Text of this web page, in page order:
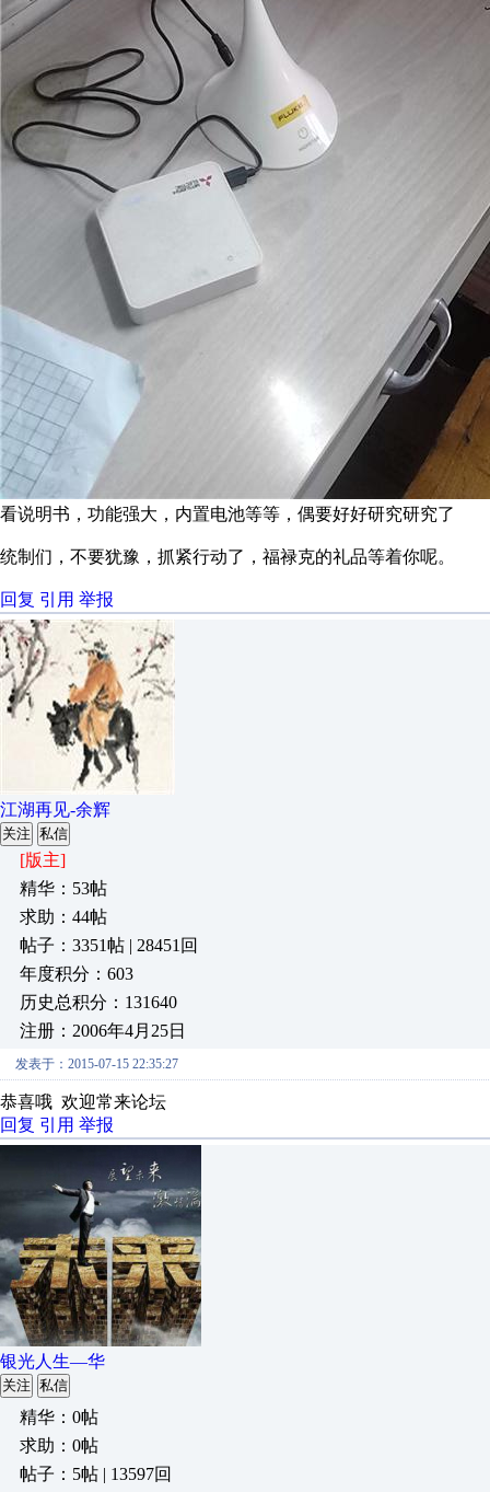
看说明书，功能强大，内置电池等等，偶要好好研究研究了
统制们，不要犹豫，抓紧行动了，福禄克的礼品等着你呢。
回复 引用 举报
江湖再见-余辉
关注 私信
[版主]
精华：53帖
求助：44帖
帖子：3351帖 | 28451回
年度积分：603
历史总积分：131640
注册：2006年4月25日
发表于：2015-07-15 22:35:27
恭喜哦 欢迎常来论坛
回复 引用 举报
银光人生—华
关注 私信
精华：0帖
求助：0帖
帖子：5帖 | 13597回